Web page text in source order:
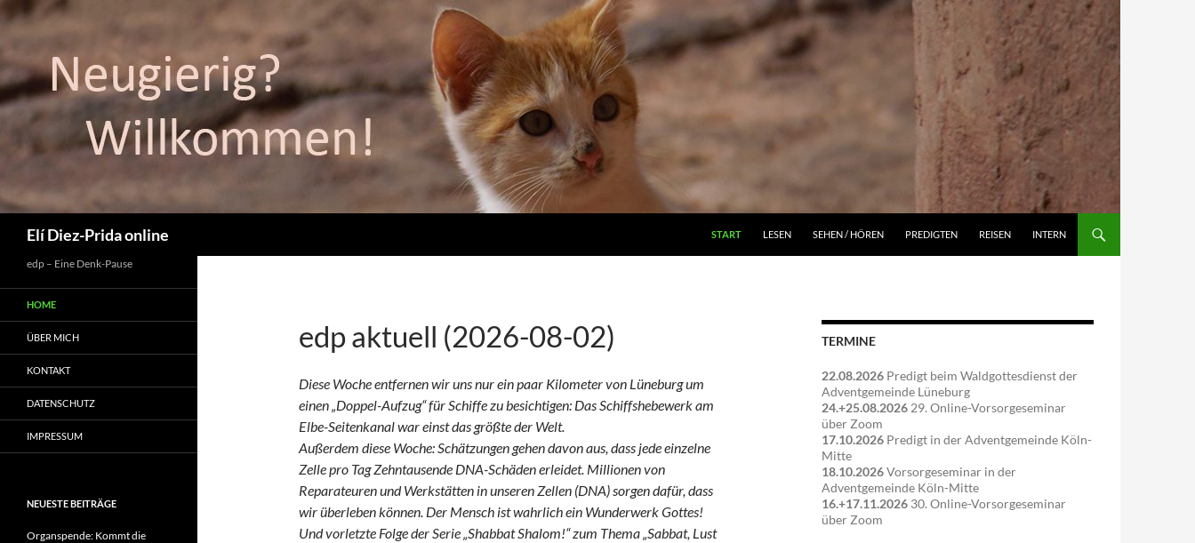
Elí Diez-Prida online
START
LESEN SEHEN / HÖREN PREDIGTEN REISEN INTERN
edp aktuell (2026-08-02)
Diese Woche entfernen wir uns nur ein paar Kilometer von Lüneburg um
einen „Doppel-Aufzug“ für Schiffe zu besichtigen: Das Schiffshebewerk am
Elbe-Seitenkanal war einst das größte der Welt.
Außerdem diese Woche: Schätzungen gehen davon aus, dass jede einzelne
Zelle pro Tag Zehntausende DNA-Schäden erleidet. Millionen von
Reparateuren und Werkstätten in unseren Zellen (DNA) sorgen dafür, dass
wir überleben können. Der Mensch ist wahrlich ein Wunderwerk Gottes!
Und vorletzte Folge der Serie „Shabbat Shalom!“ zum Thema „Sabbat, Lust
TERMINE
22.08.2026 Predigt beim Waldgottesdienst der
Adventgemeinde Lüneburg
24.+25.08.2026 29. Online-Vorsorgeseminar
über Zoom
17.10.2026 Predigt in der Adventgemeinde Köln-
Mitte
18.10.2026Vorsorgeseminar in der
Adventgemeinde Köln-Mitte
16.+17.11.2026 30. Online-Vorsorgeseminar
über Zoom
edp – Eine Denk-Pause
HOME
ÜBER MICH
KONTAKT
DATENSCHUTZ
IMPRESSUM
NEUESTE BEITRÄGE
Organspende: Kommt die